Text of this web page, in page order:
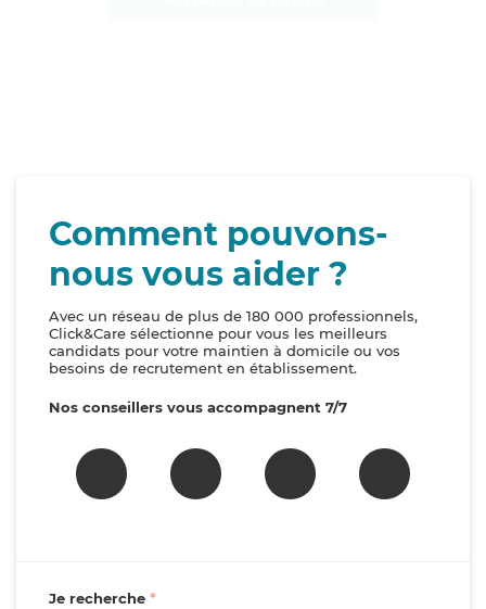
Comment pouvons-
nous vous aider ?
Avec un réseau de plus de 180 000 professionnels,
Click&Care sélectionne pour vous les meilleurs
candidats pour votre maintien à domicile ou vos
besoins de recrutement en établissement.
Nos conseillers vous accompagnent 7/7
Je recherche